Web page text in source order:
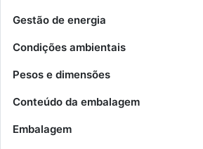
Gestão de energia
Condições ambientais
Pesos e dimensões
Conteúdo da embalagem
Embalagem